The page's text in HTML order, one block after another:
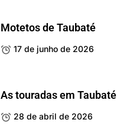
Motetos de Taubaté
17 de junho de 2026
As touradas em Taubaté
28 de abril de 2026